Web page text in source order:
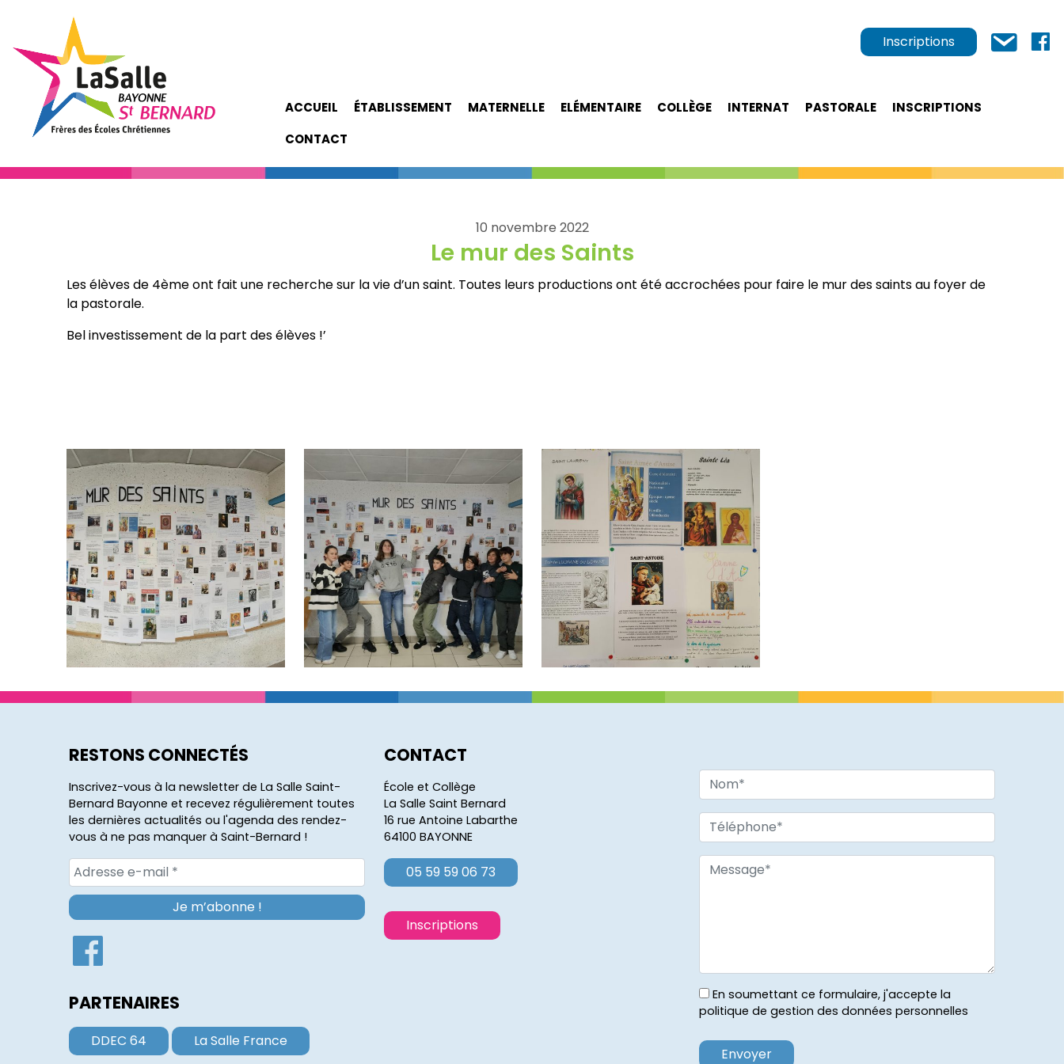
Inscriptions
ACCUEIL ÉTABLISSEMENT MATERNELLE ELÉMENTAIRE COLLÈGE INTERNAT PASTORALE
INSCRIPTIONS
CONTACT
10 novembre 2022
Le mur des Saints
Les élèves de 4ème ont fait une recherche sur la vie d’un saint. Toutes leurs productions ont été accrochées pour faire le mur des saints au foyer de
la pastorale.
Bel investissement de la part des élèves !’
RESTONS CONNECTÉS
Inscrivez-vous à la newsletter de La Salle Saint-
Bernard Bayonne et recevez régulièrement toutes
les dernières actualités ou l'agenda des rendez-
vous à ne pas manquer à Saint-Bernard !
PARTENAIRES
DDEC 64 La Salle France
CONTACT
École et Collège
La Salle Saint Bernard
16 rue Antoine Labarthe
64100 BAYONNE
05 59 59 06 73
Inscriptions
En soumettant ce formulaire, j'accepte la
politique de gestion des données personnelles